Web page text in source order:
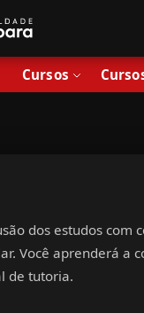
Cursos
dos estudos com
. Você aprenderá a
de tutoria.